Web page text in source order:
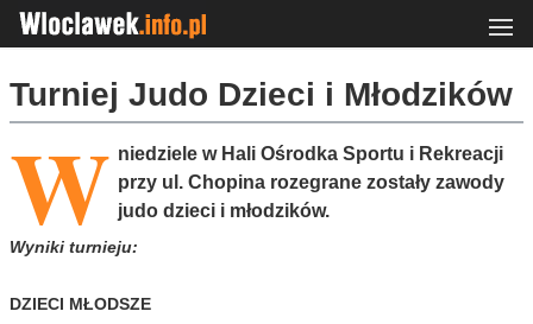
Turniej Judo Dzieci i Młodzików
W niedziele w Hali Ośrodka Sportu i Rekreacji
przy ul. Chopina rozegrane zostały zawody
judo dzieci i młodzików.
Wyniki turnieju:
DZIECI MŁODSZE